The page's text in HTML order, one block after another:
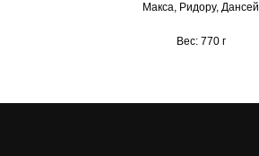
Макса, Ридору, Дансей
Вес: 770 г